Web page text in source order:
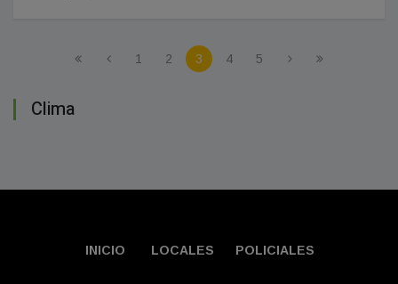
1 2 3 4 5
Clima
INICIO LOCALES POLICIALES